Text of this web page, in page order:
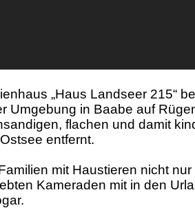
„Haus Landseer 215“
Umgebung in Baabe auf
flachen und damit
entfernt.
mit Haustieren nicht
Kameraden mit in den